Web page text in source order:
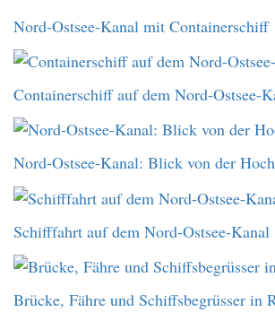
Nord-Ostsee-Kanal mit Containerschiff
Containerschiff auf dem Nord-Ostsee-
Nord-Ostsee-Kanal: Blick von der
Schifffahrt auf dem Nord-Ostsee-Kanal
Brücke, Fähre und Schiffsbegrüsser in